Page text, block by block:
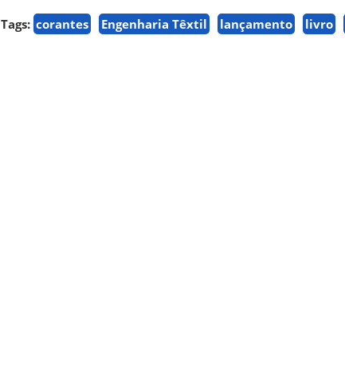
Tags: corantes Engenharia Têxtil lançamento livro